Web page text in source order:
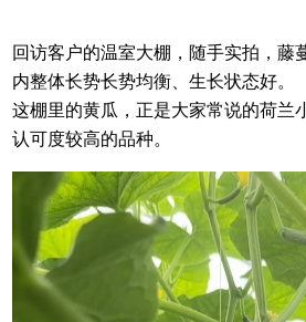
回访客户的温室大棚，随手实拍，藤
内整体长势长势均衡、生长状态好。
这棚里的黄瓜，正是大家常说的荷兰
认可度较高的品种。